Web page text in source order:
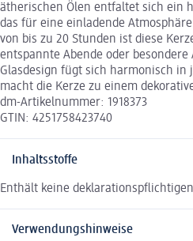
ätherischen Ölen entfaltet sich ein
das für eine einladende
von bis zu 20 Stunden ist diese
entspannte Abende oder besondere
Glasdesign fügt sich harmonisch in
macht die Kerze zu einem
dm-Artikelnummer: 1918373
GTIN: 4251758423740
Inhaltsstoffe
Enthält keine
Verwendungshinweise